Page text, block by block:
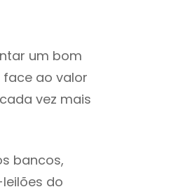
um bom
ao valor
vez mais
bancos,
do